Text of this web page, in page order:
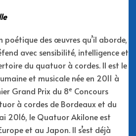
poétique des œuvres qu’il aborde,
avec sensibilité, intelligence et
du quatuor à cordes. Il est le
et musicale née en 2011 à
Grand Prix du 8e Concours
à cordes de Bordeaux et du
2016, le Quatuor Akilone est
et au Japon. Il s’est déjà